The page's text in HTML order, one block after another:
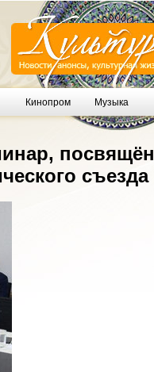
Кинопром Музыка
съезда